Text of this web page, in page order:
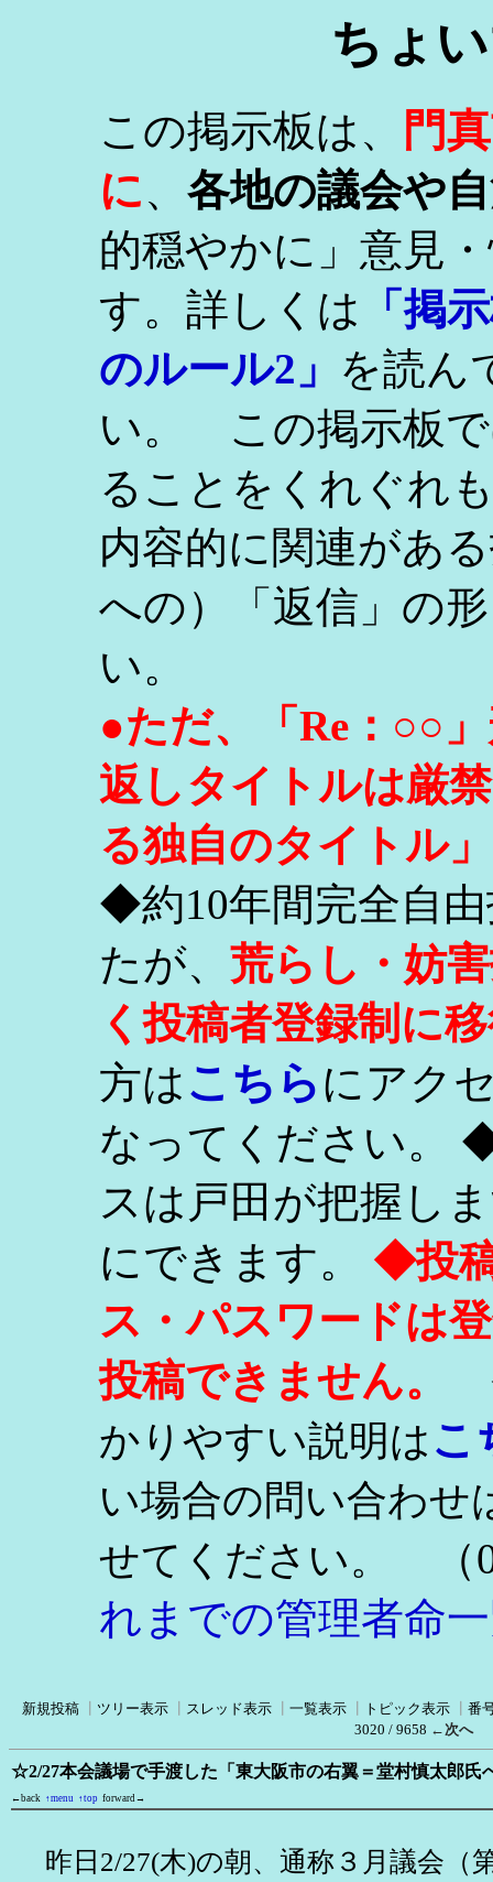
ちょ
この掲示板は、
門
に、 各地の議会や
的穏やかに」意見
す。詳しくは
「掲
のルール2」 を読ん
い。 この掲示板で
ることをくれぐれ
内容的に関連があ
への）「返信」の
い。
●ただ、「Re：○○
返しタイトルは厳
る独自のタイトル
◆約10年間完全自
たが、 荒らし・妨
く投稿者登録制に
方はこちらにアク
なってください。
スは戸田が把握し
にできます。 ◆投
ス・パスワードは
投稿できません。
かりやすい説明はこ
い場合の問い合わせ
せてください。
（
れまでの管理者命
新規投稿 ツリー表示 スレッド表示 一覧表示 トピック表示
番
3020 / 9658 ←次へ
☆2/27本会議場で手渡した「東大阪市の右翼＝堂村慎太郎氏
←back ↑menu ↑top forward→
昨日2/27(木)の朝、通称３月議会（